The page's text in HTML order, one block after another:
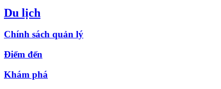
Du lịch
Chính sách quản lý
Điểm đến
Khám phá